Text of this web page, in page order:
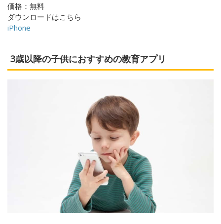
価格：無料
ダウンロードはこちら
iPhone
3歳以降の子供におすすめの教育アプリ